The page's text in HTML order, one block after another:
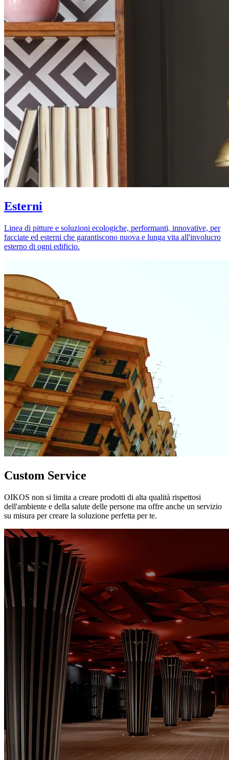
Esterni
Linea di pitture e soluzioni ecologiche, performanti, innovative, per
facciate ed esterni che garantiscono nuova e lunga vita all'involucro
esterno di ogni edificio.
Custom Service
OIKOS non si limita a creare prodotti di alta qualità rispettosi
dell'ambiente e della salute delle persone ma offre anche un servizio
su misura per creare la soluzione perfetta per te.